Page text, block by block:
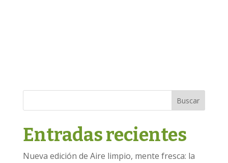
Buscar
Entradas recientes
Nueva edición de Aire limpio, mente fresca: la